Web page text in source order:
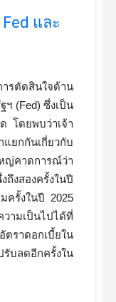
และ
รตัดสินใจด้าน
ฯ (Fed) ซึ่งเป็น
โดยพบว่าเจ้า
ยกกันเกี่ยวกับ
ญ่คาดการณ์ว่า
งสองครั้งในปี
ครั้งในปี 2025
ามเป็นไปได้ที่
ราดอกเบี้ยใน
บลดอีกครั้งใน